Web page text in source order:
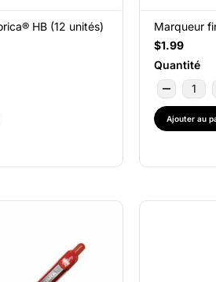
HB (12 unités)
Marqueur
$1.99
Quantité
Ajouter au